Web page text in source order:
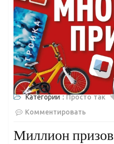
Категории :Просто так
Комментировать
Миллион призов